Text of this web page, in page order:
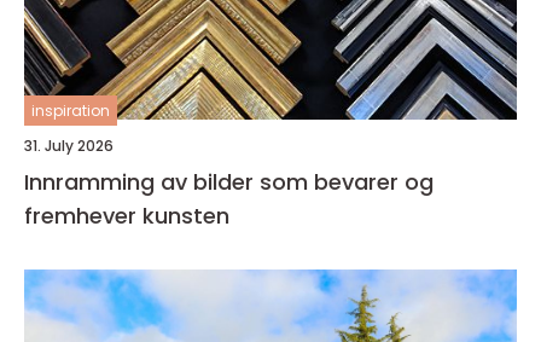
inspiration
31. July 2026
Innramming av bilder som bevarer og
fremhever kunsten